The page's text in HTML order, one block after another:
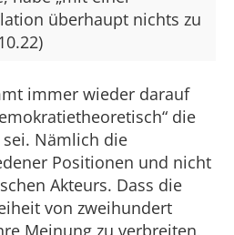
überhaupt nichts zu
immer wieder darauf
die
Nämlich die
Positionen und nicht
Akteurs. Dass die
von zweihundert
Meinung zu verbreiten,